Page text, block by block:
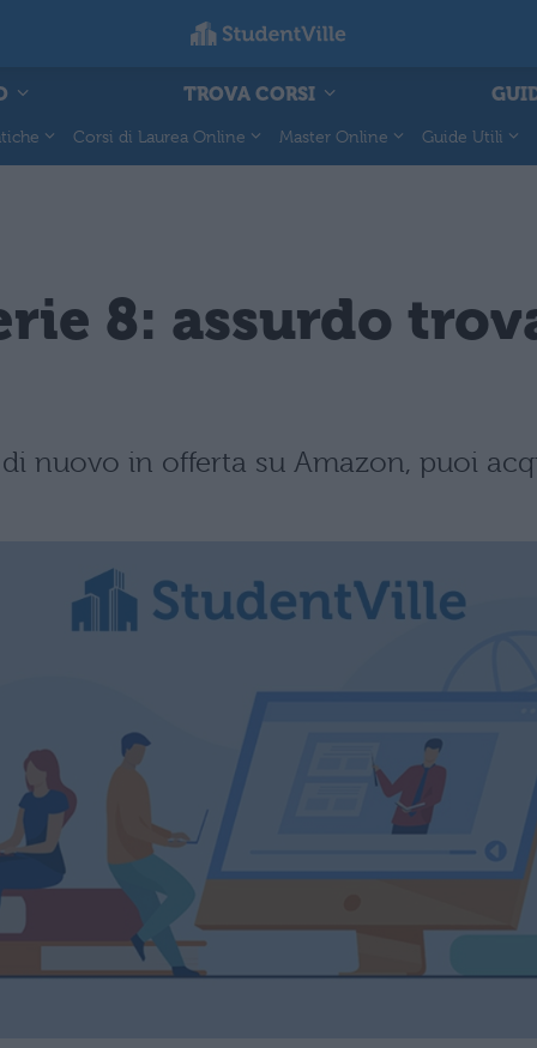
TROVA CORSI
Corsi di Laurea Online Master Online Guide Utili
8: assurdo
nuovo in offerta su Amazon, puoi